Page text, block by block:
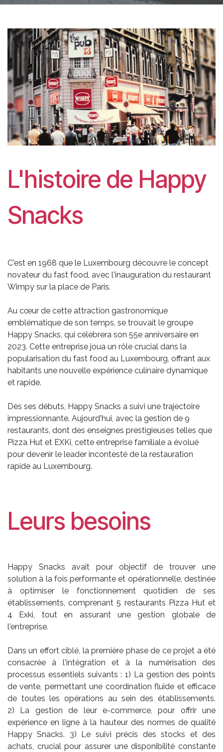
L'histoire de Happy
Snacks
C'est en 1968 que le Luxembourg découvre le concept
novateur du fast food, avec l'inauguration du restaurant
Wimpy sur la place de Paris.
Au cœur de cette attraction gastronomique
emblématique de son temps, se trouvait le groupe
Happy Snacks, qui célébrera son 55e anniversaire en
2023. Cette entreprise joua un rôle crucial dans la
popularisation du fast food au Luxembourg, offrant aux
habitants une nouvelle expérience culinaire dynamique
et rapide.
Dès ses débuts, Happy Snacks a suivi une trajectoire
impressionnante. Aujourd'hui, avec la gestion de 9
restaurants, dont des enseignes prestigieuses telles que
Pizza Hut et EXKi, cette entreprise familiale a évolué
pour devenir le leader incontesté de la restauration
rapide au Luxembourg.
Leurs besoins
Happy Snacks avait pour objectif de trouver une
solution à la fois performante et opérationnelle, destinée
à optimiser le fonctionnement quotidien de ses
établissements, comprenant 5 restaurants Pizza Hut et
4 Exki, tout en assurant une gestion globale de
l'entreprise.
Dans un effort ciblé, la première phase de ce projet a été
consacrée à l'intégration et à la numérisation des
processus essentiels suivants : 1) La gestion des points
de vente, permettant une coordination fluide et efficace
de toutes les opérations au sein des établissements.
2) La gestion de leur e-commerce, pour offrir une
expérience en ligne à la hauteur des normes de qualité
Happy Snacks. 3) Le suivi précis des stocks et des
achats, crucial pour assurer une disponibilité constante